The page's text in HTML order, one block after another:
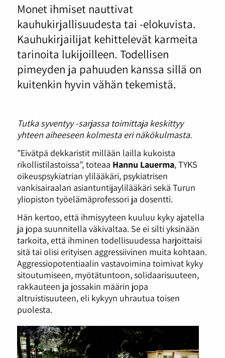
Monet ihmiset nauttivat
kauhukirjallisuudesta tai -elokuvista.
Kauhukirjailijat kehittelevät karmeita
tarinoita lukijoilleen. Todellisen
pimeyden ja pahuuden kanssa sillä on
kuitenkin hyvin vähän tekemistä.
Tutka syventyy -sarjassa toimittaja keskittyy
yhteen aiheeseen kolmesta eri näkökulmasta.
”Eivätpä dekkaristit millään lailla kukoista
rikollistilastoissa”, toteaa Hannu Lauerma, TYKS
oikeuspsykiatrian ylilääkäri, psykiatrisen
vankisairaalan asiantuntijaylilääkäri sekä Turun
yliopiston työelämäprofessori ja dosentti.
Hän kertoo, että ihmisyyteen kuuluu kyky ajatella
ja jopa suunnitella väkivaltaa. Se ei silti yksinään
tarkoita, että ihminen todellisuudessa harjoittaisi
sitä tai olisi erityisen aggressiivinen muita kohtaan.
Aggressiopotentiaalin vastavoimina toimivat kyky
sitoutumiseen, myötätuntoon, solidaarisuuteen,
rakkauteen ja jossakin määrin jopa
altruistisuuteen, eli kykyyn uhrautua toisen
puolesta.